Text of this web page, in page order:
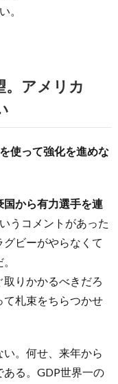
。
。アメリカ
使って強化を進めな
から有力選手を連
うコメントがあった
ビーがやらなくて
りかかるべきだろ
て札束をちらつかせ
。何せ、来年から
る。GDP世界一の